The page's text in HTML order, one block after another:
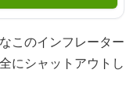
このインフレーター
にシャットアウトし